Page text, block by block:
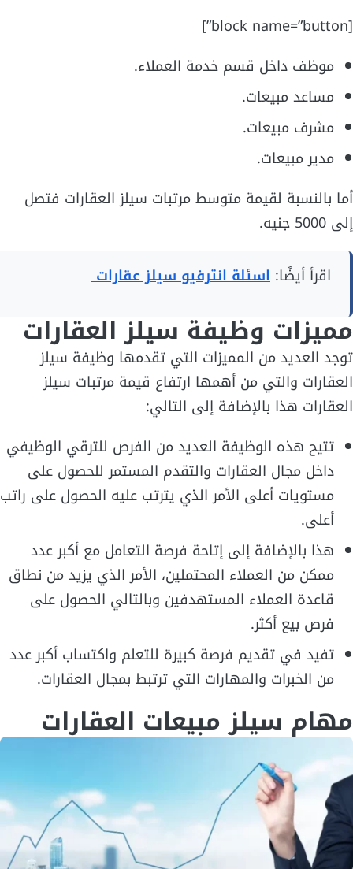
[block name=”button”]
موظف داخل قسم خدمة العملاء.
مساعد مبيعات.
مشرف مبيعات.
مدير مبيعات.
أما بالنسبة لقيمة متوسط مرتبات سيلز العقارات فتصل
إلى 5000 جنيه.
اقرأ أيضًا: اسئلة انترفيو سيلز عقارات
مميزات وظيفة سيلز العقارات
توجد العديد من المميزات التي تقدمها وظيفة سيلز
العقارات والتي من أهمها ارتفاع قيمة مرتبات سيلز
العقارات هذا بالإضافة إلى التالي:
تتيح هذه الوظيفة العديد من الفرص للترقي الوظيفي
داخل مجال العقارات والتقدم المستمر للحصول على
مستويات أعلى الأمر الذي يترتب عليه الحصول على راتب
أعلى.
هذا بالإضافة إلى إتاحة فرصة التعامل مع أكبر عدد
ممكن من العملاء المحتملين، الأمر الذي يزيد من نطاق
قاعدة العملاء المستهدفين وبالتالي الحصول على
فرص بيع أكثر.
تفيد في تقديم فرصة كبيرة للتعلم واكتساب أكبر عدد
من الخبرات والمهارات التي ترتبط بمجال العقارات.
مهام سيلز مبيعات العقارات